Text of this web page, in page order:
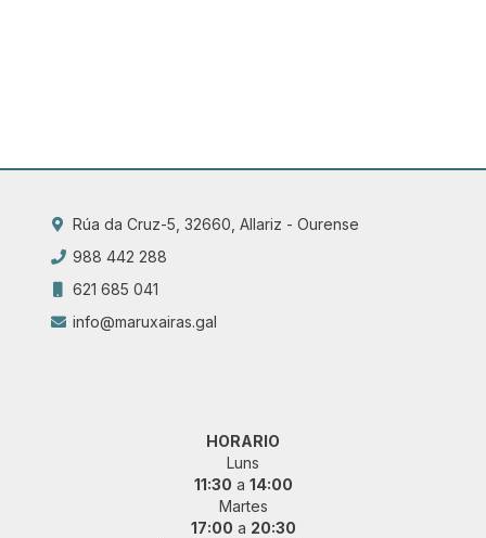
Rúa da Cruz-5, 32660, Allariz - Ourense
988 442 288
621 685 041
info@maruxairas.gal
HORARIO
Luns
11:30 a 14:00
Martes
17:00 a 20:30